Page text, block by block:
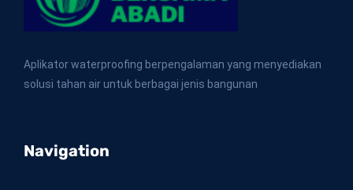
Aplikator waterproofing berpengalaman yang menyediakan
solusi tahan air untuk berbagai jenis bangunan
Navigation